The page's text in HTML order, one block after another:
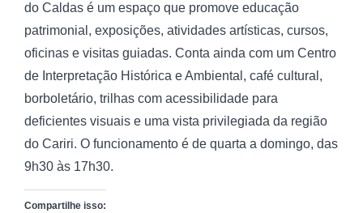
do Caldas é um espaço que promove educação
patrimonial, exposições, atividades artísticas, cursos,
oficinas e visitas guiadas. Conta ainda com um Centro
de Interpretação Histórica e Ambiental, café cultural,
borboletário, trilhas com acessibilidade para
deficientes visuais e uma vista privilegiada da região
do Cariri. O funcionamento é de quarta a domingo, das
9h30 às 17h30.
Compartilhe isso: